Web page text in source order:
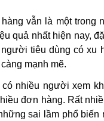
hàng vẫn là một trong
quả nhất hiện nay,
tiêu dùng có xu
mạnh mẽ.
nhiều người xem
đơn hàng. Rất
sai lầm phổ biến